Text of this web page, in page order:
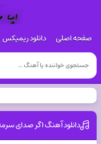
صفحه اصلی دانلود ریمیکس
دانلود آهنگ اگر صدای